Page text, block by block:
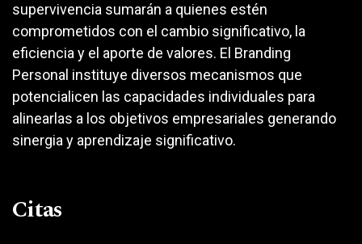
supervivencia sumarán a quienes estén
comprometidos con el cambio significativo, la
eficiencia y el aporte de valores. El Branding
Personal instituye diversos mecanismos que
potencialicen las capacidades individuales para
alinearlas a los objetivos empresariales generando
sinergia y aprendizaje significativo.
Citas